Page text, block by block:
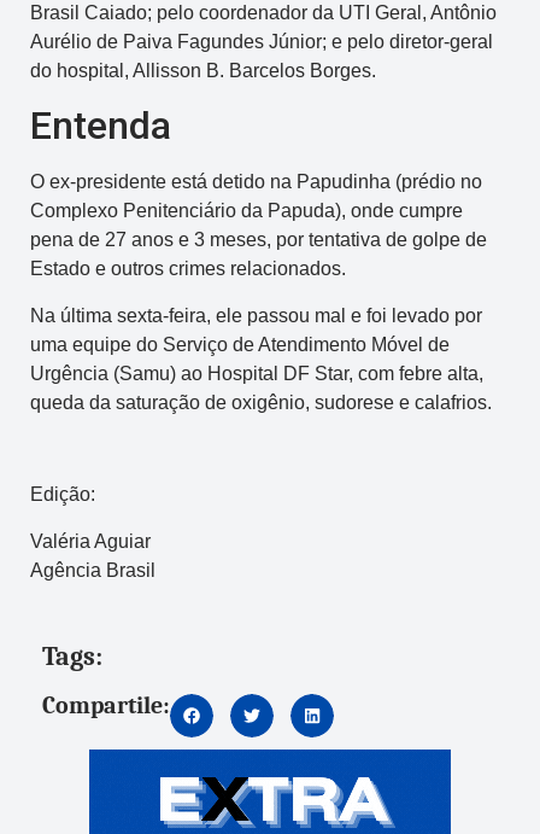
Brasil Caiado; pelo coordenador da UTI Geral, Antônio
Aurélio de Paiva Fagundes Júnior; e pelo diretor-geral
do hospital, Allisson B. Barcelos Borges.
Entenda
O ex-presidente está detido na Papudinha (prédio no
Complexo Penitenciário da Papuda), onde cumpre
pena de 27 anos e 3 meses, por tentativa de golpe de
Estado e outros crimes relacionados.
Na última sexta-feira, ele passou mal e foi levado por
uma equipe do Serviço de Atendimento Móvel de
Urgência (Samu) ao Hospital DF Star, com febre alta,
queda da saturação de oxigênio, sudorese e calafrios.
Edição:
Valéria Aguiar
Agência Brasil
Tags:
Compartile: